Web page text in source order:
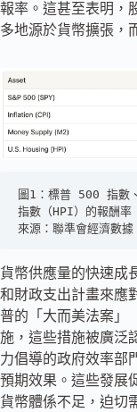
報率。這甚至表明，
多地源於貨幣擴張，
圖1：標普 500 指數
指數（HPI）的報酬率
來源：聯準會經濟數據
貨幣供應量的快速成
和財政支出計畫來應
普的「大而美法案」
施，這些措施被廣泛
力倡導的政府效率部
預期效果。這些發展
貨幣體係不足，迫切